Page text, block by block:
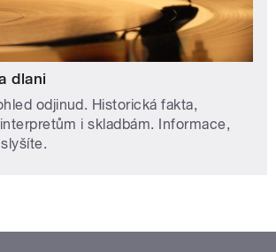
dlani
odjinud. Historická fakta,
i skladbám. Informace,